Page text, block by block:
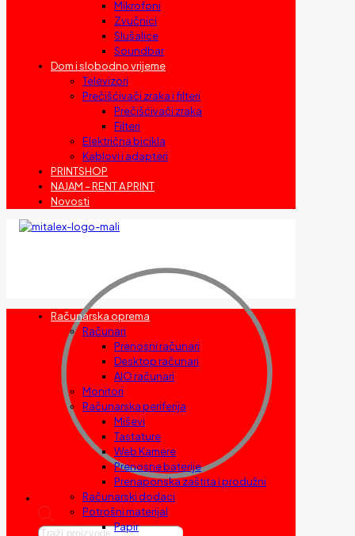
Mikrofoni
Zvučnici
Slušalice
Soundbar
Dom i slobodno vrijeme
Televizori
Prečišćivači zraka i filteri
Prečišćivači zraka
Filteri
Električna bicikla
Kablovi i adapteri
PRINTSHOP
NAJAM – RENT A PRINT
Novosti
Products
Računarska oprema
Računari
Prenosni računari
Desktop računari
AIO računari
Monitori
Računarska periferija
Miševi
Tastature
Web Kamere
Prenosne baterije
Prenaponska zaštita i produžni
Računarski dodaci
Potrošni materijal
Papir